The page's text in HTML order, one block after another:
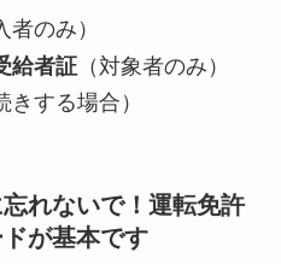
者のみ）
給者証（対象者のみ）
する場合）
れないで！運転免許
が基本です